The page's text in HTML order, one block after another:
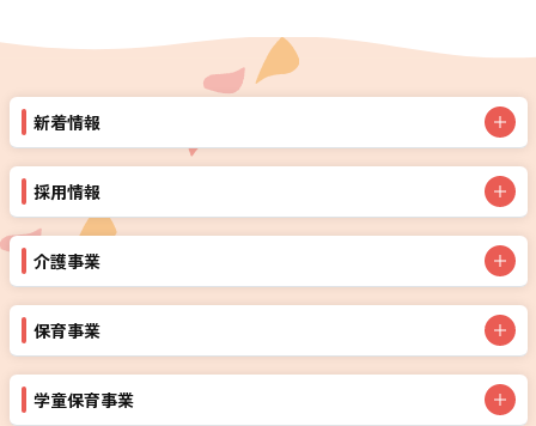
新着情報
採用情報
介護事業
保育事業
学童保育事業